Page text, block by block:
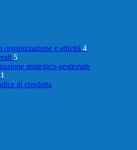
e attività 4
5
strategico-gestionale
1
di condotta